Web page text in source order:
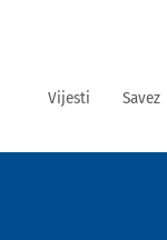
Vijesti Savez